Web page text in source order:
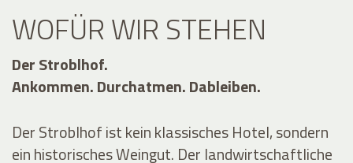
WOFÜR WIR STEHEN
Der Stroblhof.
Ankommen. Durchatmen. Dableiben.
Der Stroblhof ist kein klassisches Hotel, sondern
ein historisches Weingut. Der landwirtschaftliche